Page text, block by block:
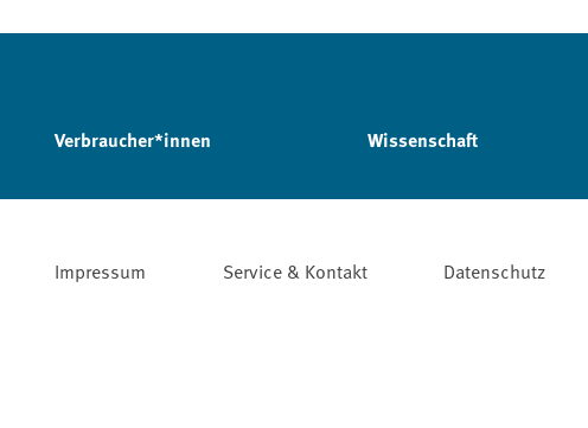
Verbraucher*innen Wissenschaft
Impressum Service & Kontakt Datenschutz